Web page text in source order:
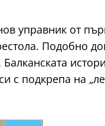
управник от
Подобно
с подкрепа на